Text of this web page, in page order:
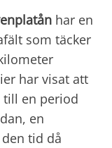
har en
som täcker
har visat att
till en period
en
tid då